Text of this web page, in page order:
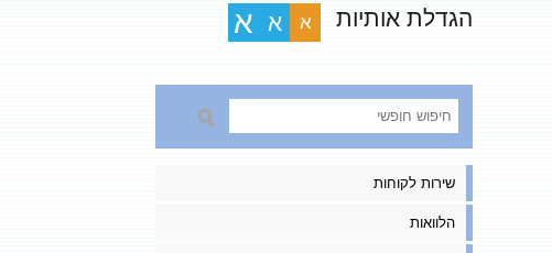
הגדלת אותיות א א א
שירות לקוחות
הלוואות